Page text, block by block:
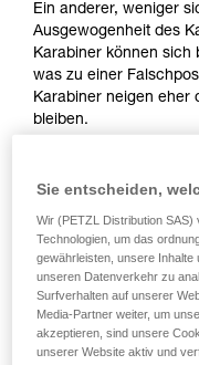
Ein anderer, weniger
Ausgewogenheit des
Karabiner können sich
was zu einer
Karabiner neigen eher
bleiben.
D
Sie entscheiden,
Wir (PETZL Distribution
Technologien, um das
gewährleisten, unsere Inhalte
unseren Datenverkehr zu
Surfverhalten auf unserer
Media-Partner weiter, um
akzeptieren, sind unsere
unserer Website aktiv und